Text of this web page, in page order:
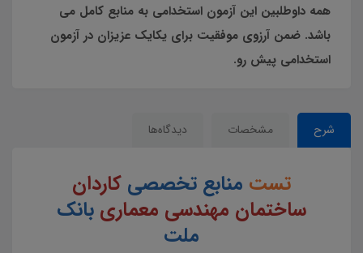
همه داوطلبین این آزمون استخدامی به منابع کامل می
باشد. ضمن آرزوی موفقیت برای یکایک عزیزان در آزمون
استخدامی پیش رو.
شرح مشخصات دیدگاه‌ها
تست منابع تخصصی کاردان
ساختمان مهندسی معماری بانک
ملت